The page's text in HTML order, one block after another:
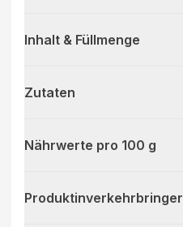
Inhalt & Füllmenge
Zutaten
Nährwerte pro 100 g
Produktinverkehrbringer